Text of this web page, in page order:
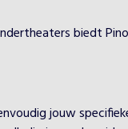
biedt
jouw